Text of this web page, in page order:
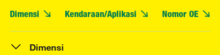
Dimensi Kendaraan/Aplikasi Nomor OE
Dimensi